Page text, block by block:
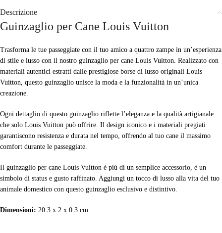
Descrizione
Guinzaglio per Cane Louis Vuitton
Trasforma le tue passeggiate con il tuo amico a quattro zampe in un’esperienza
di stile e lusso con il nostro guinzaglio per cane Louis Vuitton. Realizzato con
materiali autentici estratti dalle prestigiose borse di lusso originali Louis
Vuitton, questo guinzaglio unisce la moda e la funzionalità in un’unica
creazione.
Ogni dettaglio di questo guinzaglio riflette l’eleganza e la qualità artigianale
che solo Louis Vuitton può offrire. Il design iconico e i materiali pregiati
garantiscono resistenza e durata nel tempo, offrendo al tuo cane il massimo
comfort durante le passeggiate.
Il guinzaglio per cane Louis Vuitton è più di un semplice accessorio, è un
simbolo di status e gusto raffinato. Aggiungi un tocco di lusso alla vita del tuo
animale domestico con questo guinzaglio esclusivo e distintivo.
Dimensioni: 20.3 x 2 x 0.3 cm